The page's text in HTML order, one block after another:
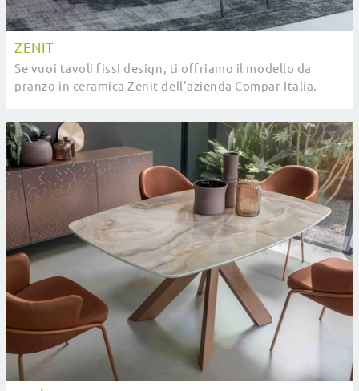
ZENIT
Se vuoi tavoli fissi design, ti offriamo il modello da
pranzo in ceramica Zenit dell'azienda Compar Italia.